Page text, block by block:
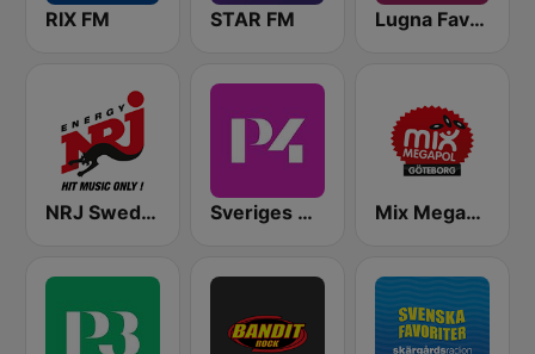
RIX FM STAR FM Lugna Favoriter
NRJ Sweden Sveriges Radio P4 Stockholm Mix Megapol Göteborg